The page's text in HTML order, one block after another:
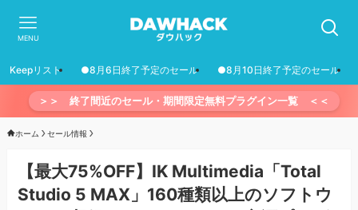
MENU
Keepリスト ●8月6日終了予定のセール ●8月10日終了予定のセール
＞＞ 終了間近のセール・期間限定無料プラグイン一覧 ＜＜
ホーム セール情報
【最大75%OFF】IK Multimedia「Total
Studio 5 MAX」160種類以上のソフトウ